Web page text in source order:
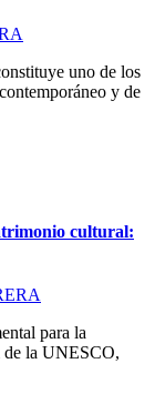
uno de los
y de
cultural:
para la
de la UNESCO,